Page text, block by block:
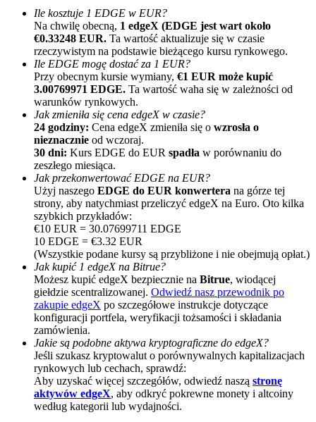
Afiliaci Bitrue
Aż do 65% prowizji!
Polecaj
Zaproś przyjaciela, aby otrzymać nagrody pieniężne
BTC Welcome Rewards
BTC Welcome Rewards
Deposit & Trade BTC to Share 25000 USDT prize pool!
Ile kosztuje 1 EDGE w EUR?
Na chwilę obecną, 1 edgeX (EDGE jest wart około
€0.33248 EUR. Ta wartość aktualizuje się w czasie
rzeczywistym na podstawie bieżącego kursu rynkowego.
Ile EDGE mogę dostać za 1 EUR?
Przy obecnym kursie wymiany, €1 EUR może kupić
3.00769971 EDGE. Ta wartość waha się w zależności od
warunków rynkowych.
Jak zmieniła się cena edgeX w czasie?
24 godziny: Cena edgeX zmieniła się o wzrosła o
nieznacznie od wczoraj.
30 dni: Kurs EDGE do EUR spadła w porównaniu do
zeszłego miesiąca.
Jak przekonwertować EDGE na EUR?
Użyj naszego EDGE do EUR konwertera na górze tej
strony, aby natychmiast przeliczyć edgeX na Euro. Oto kilka
szybkich przykładów:
€10 EUR = 30.07699711 EDGE
10 EDGE = €3.32 EUR
(Wszystkie podane kursy są przybliżone i nie obejmują opłat.)
Jak kupić 1 edgeX na Bitrue?
Możesz kupić edgeX bezpiecznie na Bitrue, wiodącej
giełdzie scentralizowanej. Odwiedź nasz przewodnik po
zakupie edgeX po szczegółowe instrukcje dotyczące
konfiguracji portfela, weryfikacji tożsamości i składania
zamówienia.
Jakie są podobne aktywa kryptograficzne do edgeX?
Jeśli szukasz kryptowalut o porównywalnych kapitalizacjach
rynkowych lub cechach, sprawdź:
Aby uzyskać więcej szczegółów, odwiedź naszą stronę
aktywów edgeX, aby odkryć pokrewne monety i altcoiny
według kategorii lub wydajności.